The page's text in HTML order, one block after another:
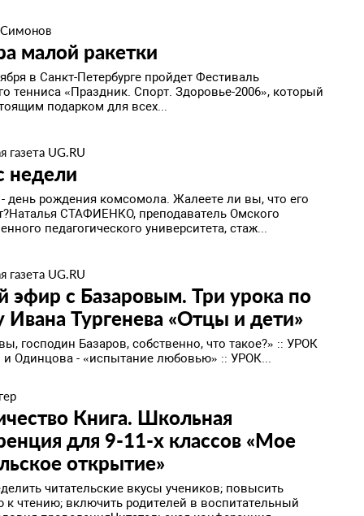
малой ракетки
в Санкт-Петербурге пройдет Фестиваль
тенниса «Праздник. Спорт. Здоровье-2006», который
подарком для всех...
газета UG.RU
недели
- день рождения комсомола. Жалеете ли вы, что его
СТАФИЕНКО, преподаватель Омского
педагогического университета, стаж...
газета UG.RU
эфир с Базаровым. Три урока по
Ивана Тургенева «Отцы и дети»
господин Базаров, собственно, что такое?» :: УРОК
и Одинцова - «испытание любовью» :: УРОК...
Книга. Школьная
для 9-11-х классов «Мое
открытие»
читательские вкусы учеников; повысить
чтению; включить родителей в воспитательный